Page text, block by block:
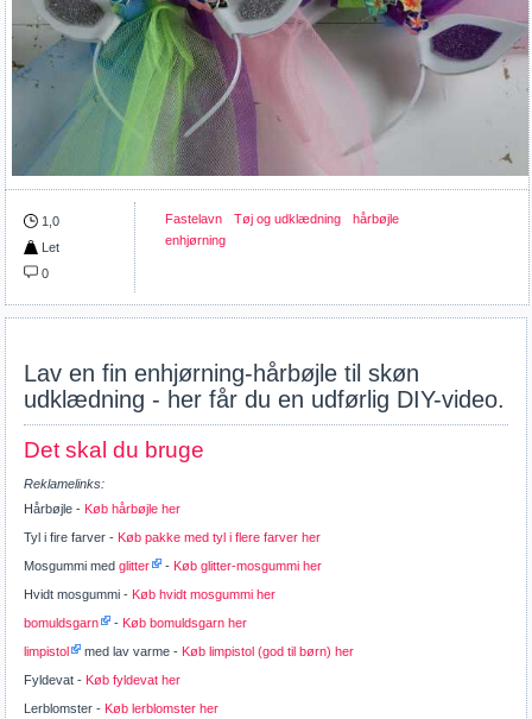
1,0
Let
0
Fastelavn Tøj og udklædning
hårbøjle
enhjørning
Lav en fin enhjørning-hårbøjle til skøn
udklædning - her får du en udførlig DIY-video.
Det skal du bruge
Reklamelinks:
Hårbøjle - Køb hårbøjle her
Tyl i fire farver - Køb pakke med tyl i flere farver her
Mosgummi medglitter - Køb glitter-mosgummi her
Hvidt mosgummi - Køb hvidt mosgummi her
bomuldsgarn
- Køb bomuldsgarn her
limpistol
med lav varme - Køb limpistol (god til børn) her
Fyldevat - Køb fyldevat her
Lerblomster - Køb lerblomster her